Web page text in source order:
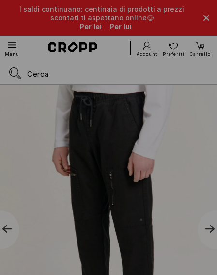
I saldi continuano: centinaia di prodotti a prezzi
scontati ti aspettano online🤑
Per lei
Per lui
Menu Account Preferiti Carrello